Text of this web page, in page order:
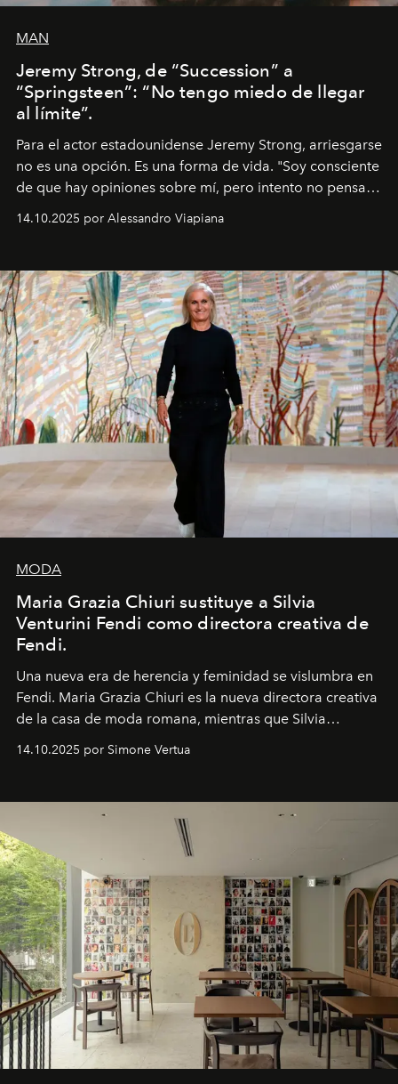
MAN
Jeremy Strong, de “Succession” a
“Springsteen”: “No tengo miedo de llegar
al límite”.
Para el actor estadounidense Jeremy Strong, arriesgarse
no es una opción. Es una forma de vida. "Soy consciente
de que hay opiniones sobre mí, pero intento no pensar
pérdida de tiempo", afirma.
14.10.2025 por Alessandro Viapiana
MODA
Maria Grazia Chiuri sustituye a Silvia
Venturini Fendi como directora creativa de
Fendi.
Una nueva era de herencia y feminidad se vislumbra en
Fendi. Maria Grazia Chiuri es la nueva directora creativa
de la casa de moda romana, mientras que Silvia
14.10.2025 por Simone Vertua